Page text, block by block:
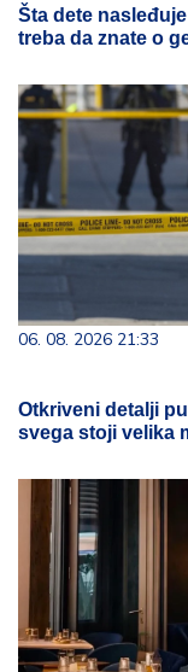
Šta dete
treba da znate o
06. 08. 2026 21:33
Otkriveni detalji
svega stoji velika